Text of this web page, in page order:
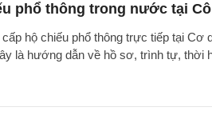
phổ thông trong nước tại
hộ chiếu phổ thông trực tiếp tại
là hướng dẫn về hồ sơ, trình tự, thời